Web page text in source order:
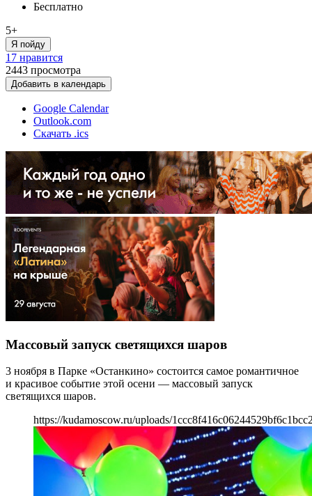
Бесплатно
5+
Я пойду
17 нравится
2443 просмотра
Добавить в календарь
Google Calendar
Outlook.com
Скачать .ics
Массовый запуск светящихся шаров
3 ноября в Парке «Останкино» состоится самое романтичное
и красивое событие этой осени — массовый запуск
светящихся шаров.
https://kudamoscow.ru/uploads/